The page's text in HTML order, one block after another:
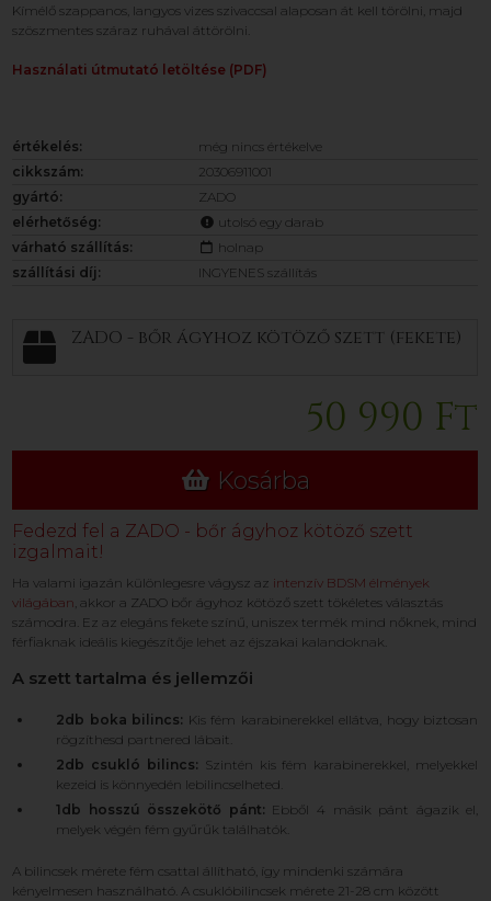
Kímélő szappanos, langyos vizes szivaccsal alaposan át kell törölni, majd
szöszmentes száraz ruhával áttörölni.
Használati útmutató letöltése (PDF)
értékelés:
még nincs értékelve
cikkszám:
20306911001
gyártó:
ZADO
elérhetőség:
utolsó egy darab
várható szállítás:
holnap
szállítási díj:
INGYENES szállítás
ZADO - bőr ágyhoz kötöző szett (fekete)
50 990 Ft
Kosárba
Fedezd fel a ZADO - bőr ágyhoz kötöző szett
izgalmait!
Ha valami igazán különlegesre vágysz az intenzív BDSM élmények
világában, akkor a ZADO bőr ágyhoz kötöző szett tökéletes választás
számodra. Ez az elegáns fekete színű, uniszex termék mind nőknek, mind
férfiaknak ideális kiegészítője lehet az éjszakai kalandoknak.
A szett tartalma és jellemzői
2db boka bilincs: Kis fém karabinerekkel ellátva, hogy biztosan
rögzíthesd partnered lábait.
2db csukló bilincs: Szintén kis fém karabinerekkel, melyekkel
kezeid is könnyedén lebilincselheted.
1db hosszú összekötő pánt: Ebből 4 másik pánt ágazik el,
melyek végén fém gyűrűk találhatók.
A bilincsek mérete fém csattal állítható, így mindenki számára
kényelmesen használható. A csuklóbilincsek mérete 21-28 cm között